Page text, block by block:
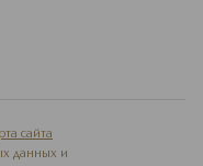
сайта
данных и